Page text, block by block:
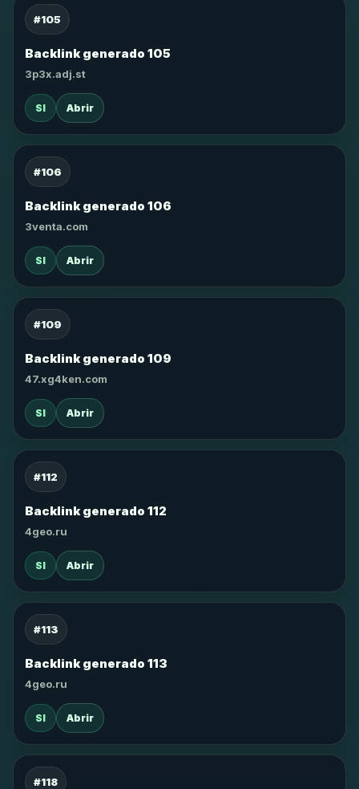
#105
Backlink generado 105
3p3x.adj.st
SI Abrir
#106
Backlink generado 106
3venta.com
SI Abrir
#109
Backlink generado 109
47.xg4ken.com
SI Abrir
#112
Backlink generado 112
4geo.ru
SI Abrir
#113
Backlink generado 113
4geo.ru
SI Abrir
#118